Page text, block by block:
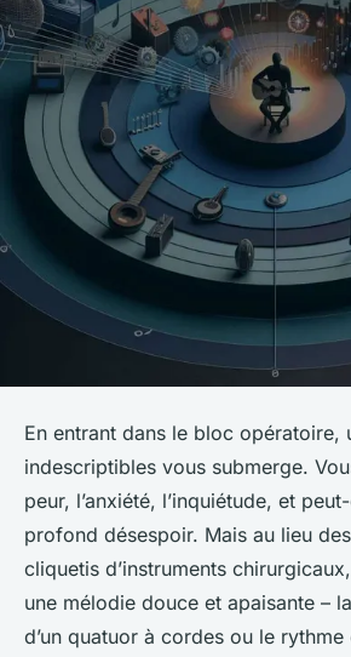
En entrant dans le bloc opératoire,
indescriptibles vous submerge.
peur, l’anxiété, l’inquiétude, et
profond désespoir. Mais au lieu
cliquetis d’instruments
une mélodie douce et apaisante –
d’un quatuor à cordes ou le rythme